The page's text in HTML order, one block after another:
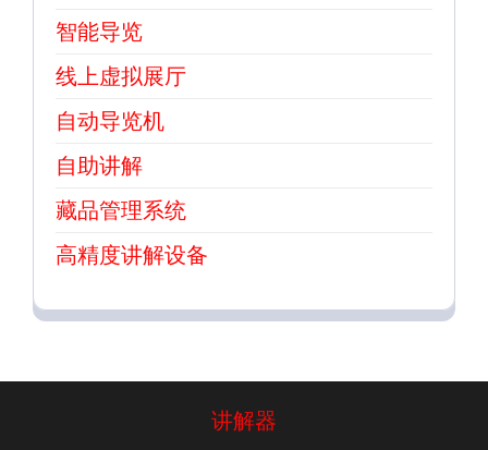
智能导览
线上虚拟展厅
自动导览机
自助讲解
藏品管理系统
高精度讲解设备
讲解器